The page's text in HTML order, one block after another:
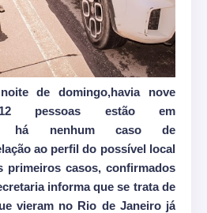
de domingo,havia nove
pessoas estão em
há nenhum caso de
ao perfil do possível local
primeiros casos, confirmados
informa que se trata de
vieram no Rio de Janeiro já